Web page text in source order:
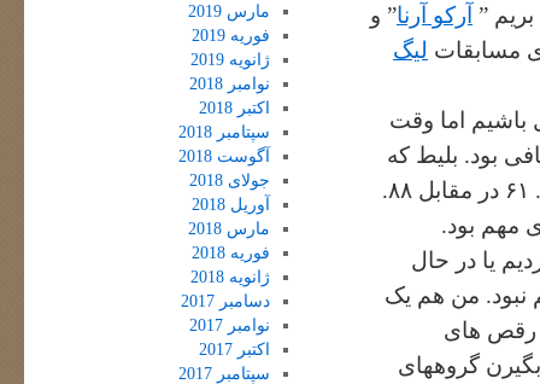
” آرکو آرنا” و
مسابقات لیگ
باشیم اما وقت
بود. بلیط که
مجانی باشه, همه چی توجیه میشه. به هر حال بازی رو ما! باختیم. ۶۱ در مقابل ۸۸.
مهم بود.
یا در حال
نبود. من هم یک
رقص های
گروههای
مارس 2019
فوریه 2019
ژانویه 2019
نوامبر 2018
اکتبر 2018
سپتامبر 2018
آگوست 2018
جولای 2018
آوریل 2018
مارس 2018
فوریه 2018
ژانویه 2018
دسامبر 2017
نوامبر 2017
اکتبر 2017
سپتامبر 2017